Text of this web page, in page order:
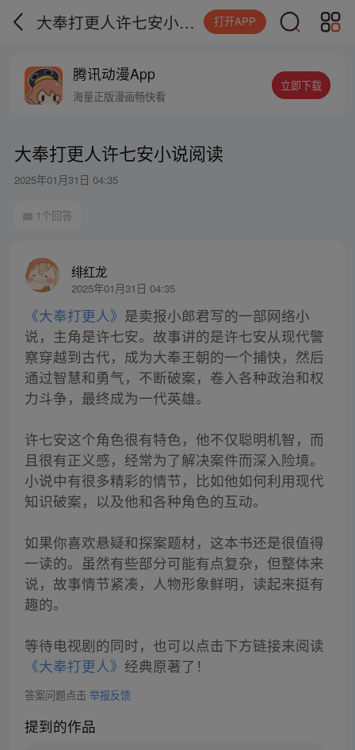
大奉打更人许七安小说阅读 打开APP
腾讯动漫App
海量正版漫画畅快看
立即下载
大奉打更人许七安小说阅读
2025年01月31日 04:35
1个回答
绯红龙
2025年01月31日 04:35
《大奉打更人》 是卖报小郎君写的一部网络小
说，主角是许七安。故事讲的是许七安从现代警
察穿越到古代，成为大奉王朝的一个捕快，然后
通过智慧和勇气，不断破案，卷入各种政治和权
力斗争，最终成为一代英雄。
许七安这个角色很有特色，他不仅聪明机智，而
且很有正义感，经常为了解决案件而深入险境。
小说中有很多精彩的情节，比如他如何利用现代
知识破案，以及他和各种角色的互动。
如果你喜欢悬疑和探案题材，这本书还是很值得
一读的。虽然有些部分可能有点复杂，但整体来
说，故事情节紧凑，人物形象鲜明，读起来挺有
趣的。
等待电视剧的同时，也可以点击下方链接来阅读
《大奉打更人》 经典原著了！
答案问题点击 举报反馈
提到的作品